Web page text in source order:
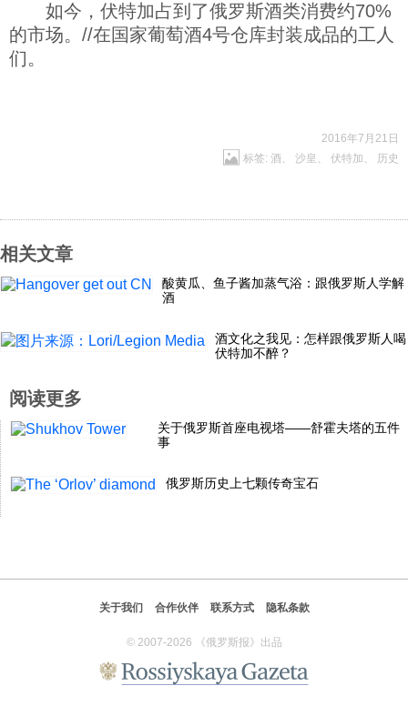
如今，伏特加占到了俄罗斯酒类消费约70%
的市场。//在国家葡萄酒4号仓库封装成品的工人
们。
2016年7月21日
标签: 酒 、 沙皇 、 伏特加 、 历史
相关文章
酸黄瓜、鱼子酱加蒸气浴：跟俄罗斯人学解
酒
酒文化之我见：怎样跟俄罗斯人喝
伏特加不醉？
阅读更多
关于俄罗斯首座电视塔——舒霍夫塔的五件
事
俄罗斯历史上七颗传奇宝石
关于我们 合作伙伴 联系方式 隐私条款
© 2007-2026 《俄罗斯报》出品